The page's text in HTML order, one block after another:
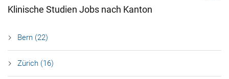
Klinische Studien Jobs nach Kanton
Bern (22)
Zürich (16)